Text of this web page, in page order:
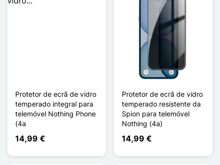
Protetor de ecrã de vidro
temperado integral para
telemóvel Nothing Phone
(4a
14,99 €
Protetor de ecrã de vidro
temperado resistente da
Spion para telemóvel
Nothing (4a)
14,99 €